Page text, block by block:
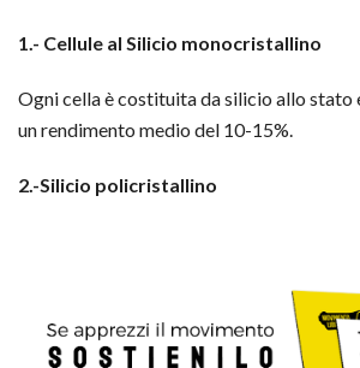
1.- Cellule al Silicio monocristallino
Ogni cella è costituita da silicio allo stato
un rendimento medio del 10-15%.
2.-Silicio policristallino